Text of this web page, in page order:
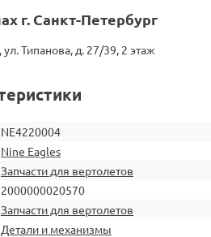
г. Санкт-Петербург
Типанова, д. 27/39, 2 этаж
NE4220004
Nine Eagles
Запчасти для вертолетов
2000000020570
Запчасти для вертолетов
Детали и механизмы